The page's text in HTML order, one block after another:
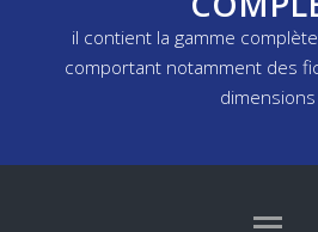
il contient la gamme
comportant notamment des
dimensions